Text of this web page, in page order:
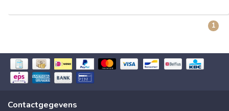
1
Contactgegevens